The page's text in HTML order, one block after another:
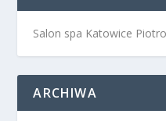
Salon spa Katowice
ARCHIWA